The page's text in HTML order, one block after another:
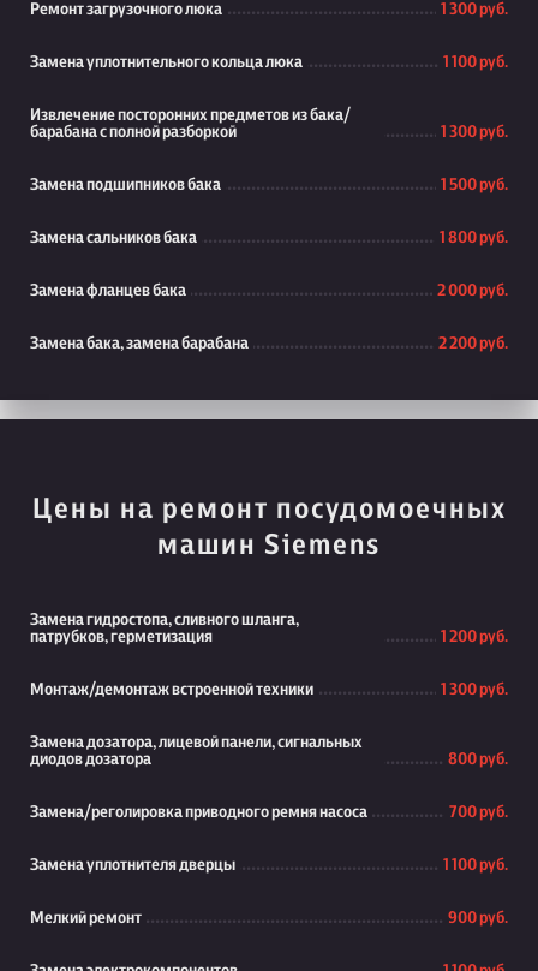
Ремонт загрузочного люка 1 300 руб.
Замена уплотнительного кольца люка 1 100 руб.
Извлечение посторонних предметов из бака/
барабана с полной разборкой
1 300 руб.
Замена подшипников бака 1 500 руб.
Замена сальников бака 1 800 руб.
Замена фланцев бака 2 000 руб.
Замена бака, замена барабана 2 200 руб.
Цены на ремонт посудомоечных
машин Siemens
Замена гидростопа, сливного шланга,
патрубков, герметизация
1 200 руб.
Монтаж/демонтаж встроенной техники 1 300 руб.
Замена дозатора, лицевой панели, сигнальных
диодов дозатора
800 руб.
Замена/реголировка приводного ремня насоса 700 руб.
Замена уплотнителя дверцы 1 100 руб.
Мелкий ремонт 900 руб.